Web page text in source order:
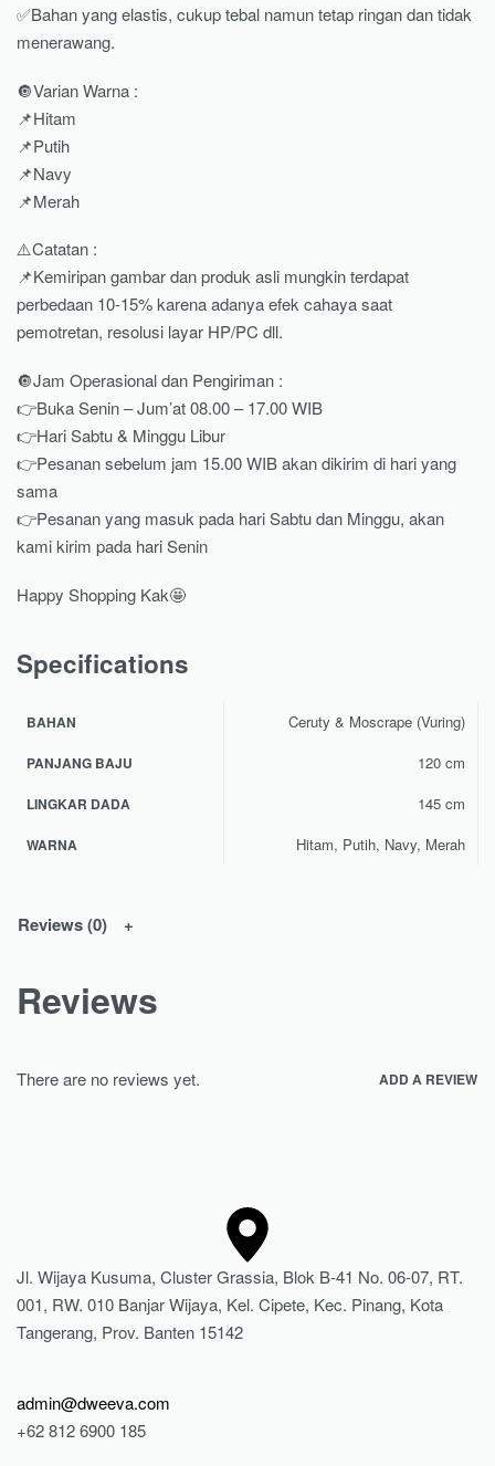
✅Bahan yang elastis, cukup tebal namun tetap ringan dan tidak
menerawang.
🔘Varian Warna :
📌Hitam
📌Putih
📌Navy
📌Merah
⚠️Catatan :
📌Kemiripan gambar dan produk asli mungkin terdapat
perbedaan 10-15% karena adanya efek cahaya saat
pemotretan, resolusi layar HP/PC dll.
🔘Jam Operasional dan Pengiriman :
👉Buka Senin – Jum’at 08.00 – 17.00 WIB
👉Hari Sabtu & Minggu Libur
👉Pesanan sebelum jam 15.00 WIB akan dikirim di hari yang
sama
👉Pesanan yang masuk pada hari Sabtu dan Minggu, akan
kami kirim pada hari Senin
Happy Shopping Kak🤩
Specifications
BAHAN Ceruty & Moscrape (Vuring)
PANJANG BAJU 120 cm
LINGKAR DADA 145 cm
WARNA Hitam, Putih, Navy, Merah
Reviews (0)
Reviews
There are no reviews yet. ADD A REVIEW
Jl. Wijaya Kusuma, Cluster Grassia, Blok B-41 No. 06-07, RT.
001, RW. 010 Banjar Wijaya, Kel. Cipete, Kec. Pinang, Kota
Tangerang, Prov. Banten 15142
admin@dweeva.com
+62 812 6900 185